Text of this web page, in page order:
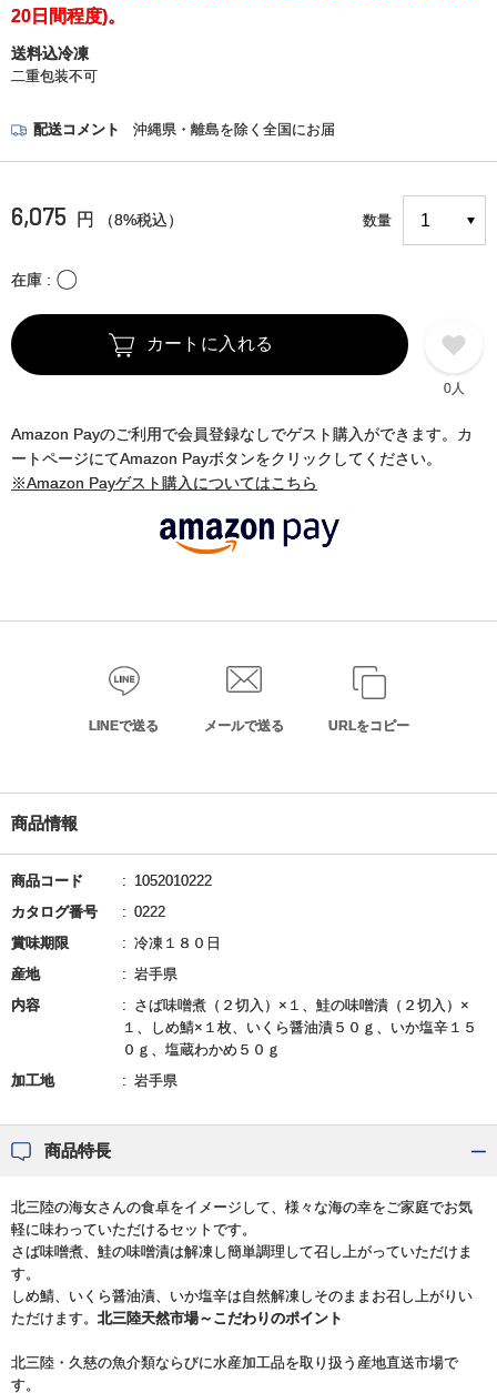
20日間程度)。
送料込冷凍
二重包装不可
配送コメント 沖縄県・離島を除く全国にお届
6,075 円 （8%税込） 数量
在庫 〇
カートに入れる
0人
Amazon Payのご利用で会員登録なしでゲスト購入ができます。カ
ートページにてAmazon Payボタンをクリックしてください。
※Amazon Payゲスト購入についてはこちら
LINEで送る メールで送る URLをコピー
商品情報
商品コード
1052010222
カタログ番号
0222
賞味期限
冷凍１８０日
産地
岩手県
内容
さば味噌煮（２切入）×１、鮭の味噌漬（２切入）×
１、しめ鯖×１枚、いくら醤油漬５０ｇ、いか塩辛１５
０ｇ、塩蔵わかめ５０ｇ
加工地
岩手県
商品特長
北三陸の海女さんの食卓をイメージして、様々な海の幸をご家庭でお気
軽に味わっていただけるセットです。
さば味噌煮、鮭の味噌漬は解凍し簡単調理して召し上がっていただけま
す。
しめ鯖、いくら醤油漬、いか塩辛は自然解凍しそのままお召し上がりい
ただけます。 北三陸天然市場～こだわりのポイント
北三陸・久慈の魚介類ならびに水産加工品を取り扱う産地直送市場で
す。